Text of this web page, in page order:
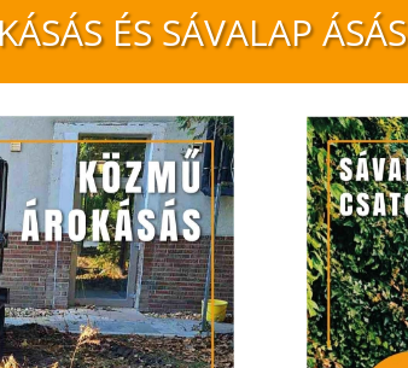
ÉS SÁVALAP